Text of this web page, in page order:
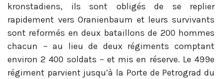
kronstadiens, ils sont obligés de se replier
rapidement vers Oranienbaum et leurs survivants
sont reformés en deux bataillons de 200 hommes
chacun – au lieu de deux régiments comptant
environ 2 400 soldats – et mis en réserve. Le 499e
régiment parvient jusqu’à la Porte de Petrograd du